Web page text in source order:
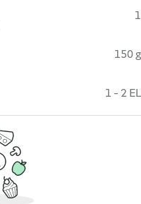
1
150 g
1 - 2 EL